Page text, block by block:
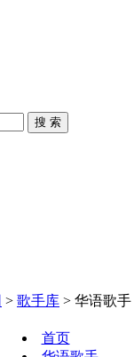
搜 索
> 歌手库 > 华语歌手
首页